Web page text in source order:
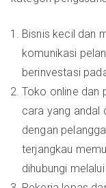
Bisnis kecil dan
komunikasi
berinvestasi
Toko online dan
cara yang andal
dengan
terjangkau
dihubungi